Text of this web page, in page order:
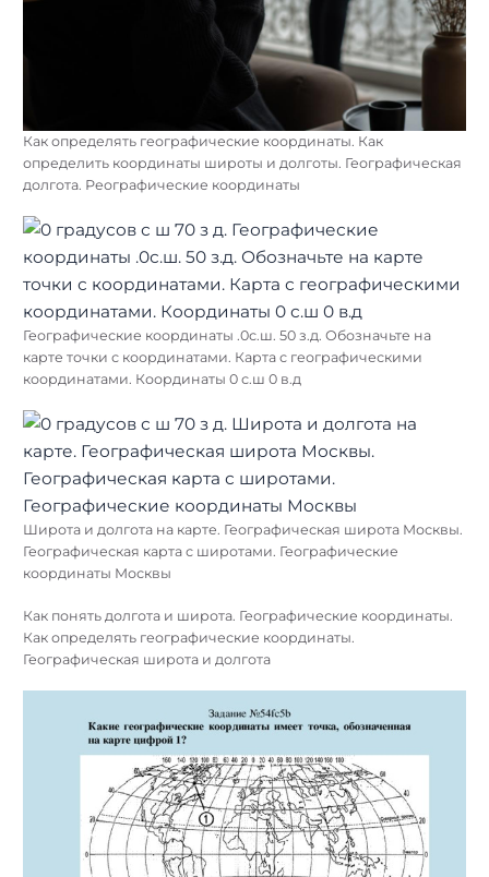
Как определять географические координаты. Как
определить координаты широты и долготы. Географическая
долгота. Реографические координаты
Географические координаты .0с.ш. 50 з.д. Обозначьте на
карте точки с координатами. Карта с географическими
координатами. Координаты 0 с.ш 0 в.д
Широта и долгота на карте. Географическая широта Москвы.
Географическая карта с широтами. Географические
координаты Москвы
Как понять долгота и широта. Географические координаты.
Как определять географические координаты.
Географическая широта и долгота